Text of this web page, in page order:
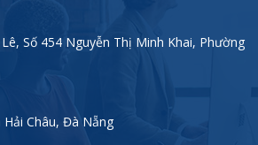
Số 454 Nguyễn Thị Minh Khai, Phường
Châu, Đà Nẵng